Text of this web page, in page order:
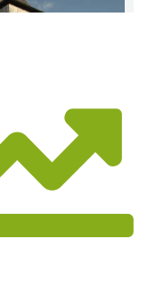
Trasa